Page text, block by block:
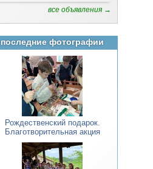
все объявления →
последние фотографии
Рождественский подарок.
Благотворительная акция